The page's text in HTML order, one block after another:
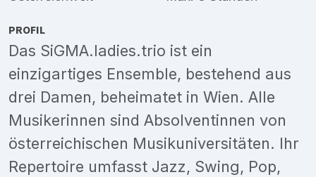
PROFIL
Das SiGMA.ladies.trio ist ein
einzigartiges Ensemble, bestehend aus
drei Damen, beheimatet in Wien. Alle
Musikerinnen sind Absolventinnen von
österreichischen Musikuniversitäten. Ihr
Repertoire umfasst Jazz, Swing, Pop,